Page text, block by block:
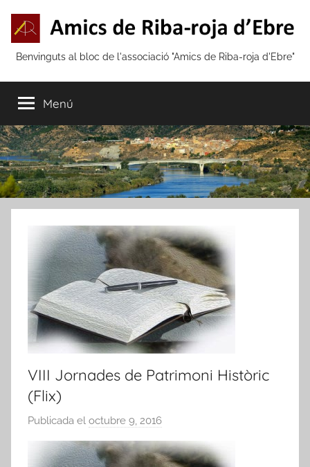
contingut
Amics
de
Riba-
roja
d'Ebre
Benvinguts al bloc de l'associació "Amics de Riba-roja d'Ebre"
Menú
VIII Jornades de Patrimoni Històric
(Flix)
Publicada el octubre 9, 2016
e
r